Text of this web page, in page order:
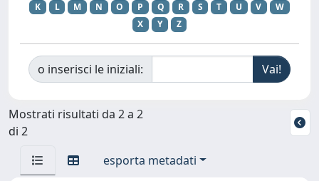
K
L M N O P Q R S T U V
W
X
Y Z
o inserisci le iniziali:
Mostrati risultati da 2 a 2
di 2
esporta metadati